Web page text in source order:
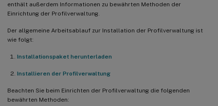
enthält außerdem Informationen zu bewährten Methoden der
Einrichtung der Profilverwaltung.
Der allgemeine Arbeitsablauf zur Installation der Profilverwaltung ist
wie folgt:
Installationspaket herunterladen
Installieren der Profilverwaltung
Beachten Sie beim Einrichten der Profilverwaltung die folgenden
bewährten Methoden: